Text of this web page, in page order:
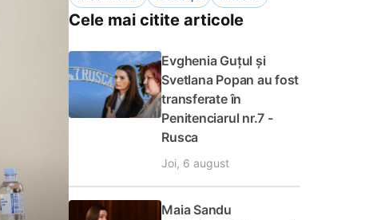
Cele mai citite articole
Evghenia Guțul și
Svetlana Popan au fost
transferate în
Penitenciarul nr.7 -
Rusca
Joi, 6 august
Maia Sandu